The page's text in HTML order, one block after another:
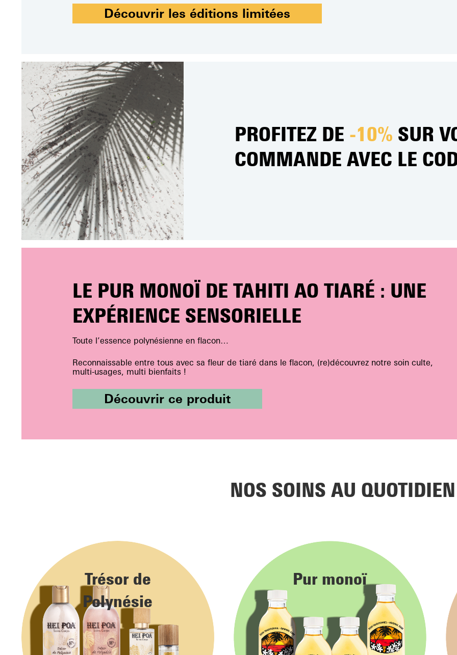
Ajouter au panier Ajouter au panier
Découvrir les éditions limitées
PROFITEZ DE -10% SUR
COMMANDE AVEC LE
LE PUR MONOÏ DE TAHITI AO TIARÉ : UNE
EXPÉRIENCE SENSORIELLE
Toute l’essence polynésienne en flacon…
Reconnaissable entre tous avec sa fleur de tiaré dans le flacon, (re)découvrez notre soin culte,
multi-usages, multi bienfaits !
Découvrir ce produit
NOS SOINS AU QUOTIDIEN
Trésor de
Polynésie
Pur monoï